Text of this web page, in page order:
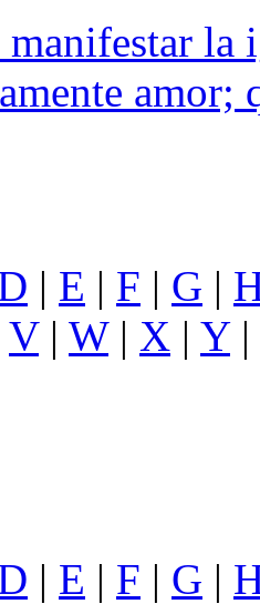
manifestar la
amor;
| E | F | G |
V| W| X | Y|
| E | F | G |